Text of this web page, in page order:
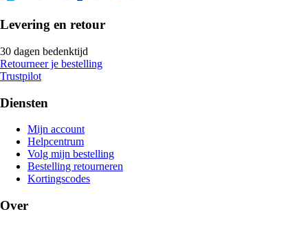
Levering en retour
30 dagen bedenktijd
Retourneer je bestelling
Trustpilot
Diensten
Mijn account
Helpcentrum
Volg mijn bestelling
Bestelling retourneren
Kortingscodes
Over